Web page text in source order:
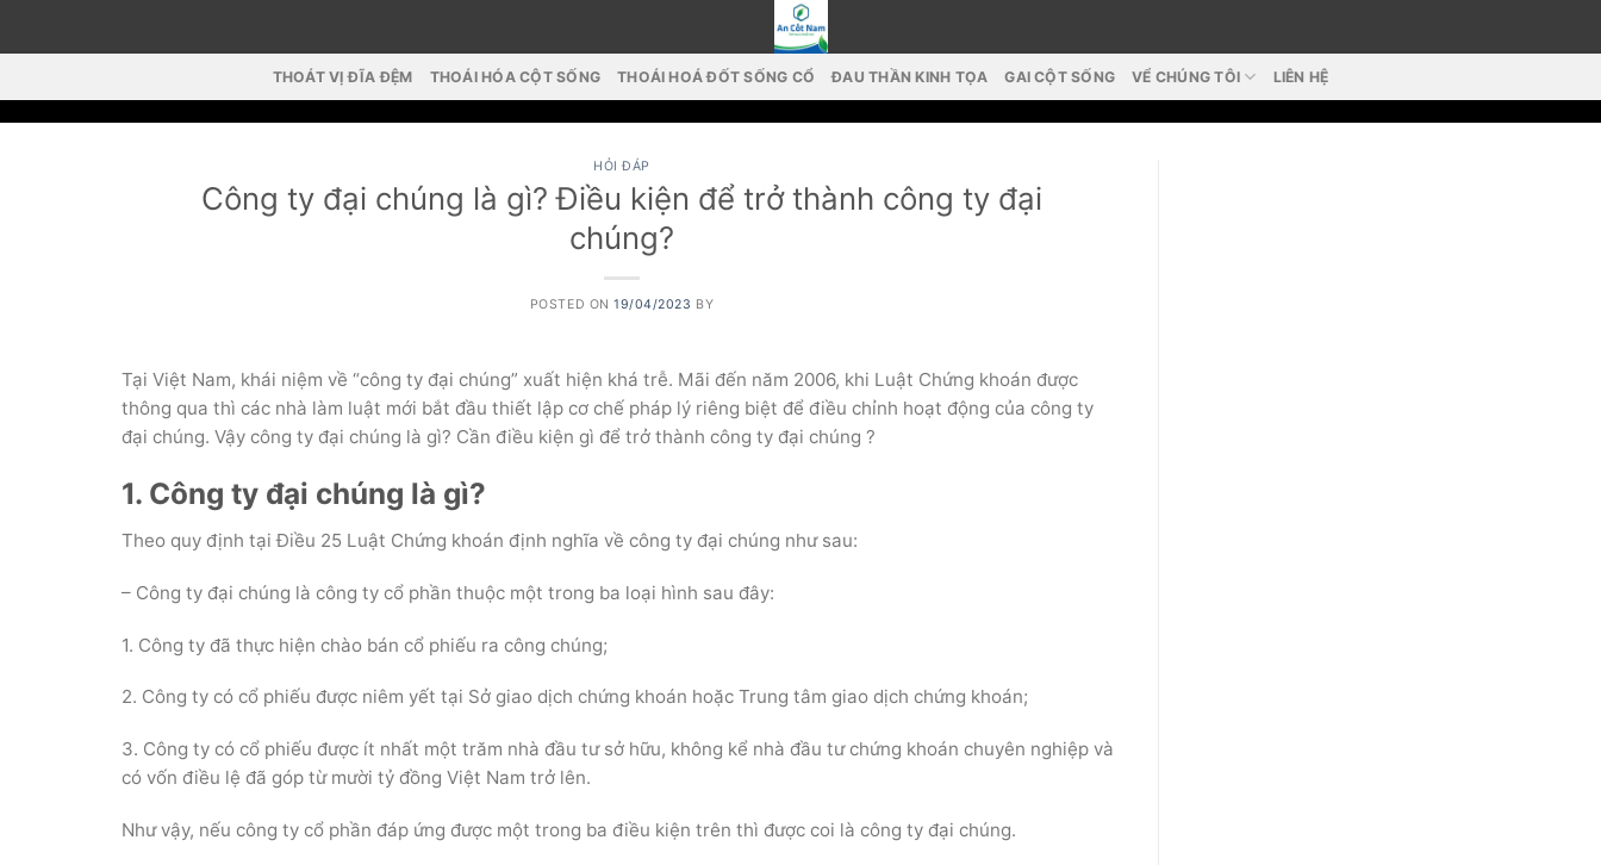
THOÁT VỊ ĐĨA ĐỆM THOÁI HÓA CỘT SỐNG THOÁI HOÁ ĐỐT SỐNG CỔ ĐAU THẦN KINH TỌA GAI CỘT SỐNG VỂ CHÚNG TÔI LIÊN HỆ
HỎI ĐÁP
Công ty đại chúng là gì? Điều kiện để trở thành công ty đại
chúng?
POSTED ON19/04/2023 BY
Tại Việt Nam, khái niệm về “công ty đại chúng” xuất hiện khá trễ. Mãi đến năm 2006, khi Luật Chứng khoán được
thông qua thì các nhà làm luật mới bắt đầu thiết lập cơ chế pháp lý riêng biệt để điều chỉnh hoạt động của công ty
đại chúng. Vậy công ty đại chúng là gì? Cần điều kiện gì để trở thành công ty đại chúng ?
1. Công ty đại chúng là gì?
Theo quy định tại Điều 25 Luật Chứng khoán định nghĩa về công ty đại chúng như sau:
– Công ty đại chúng là công ty cổ phần thuộc một trong ba loại hình sau đây:
1. Công ty đã thực hiện chào bán cổ phiếu ra công chúng;
2. Công ty có cổ phiếu được niêm yết tại Sở giao dịch chứng khoán hoặc Trung tâm giao dịch chứng khoán;
3. Công ty có cổ phiếu được ít nhất một trăm nhà đầu tư sở hữu, không kể nhà đầu tư chứng khoán chuyên nghiệp và
có vốn điều lệ đã góp từ mười tỷ đồng Việt Nam trở lên.
Như vậy, nếu công ty cổ phần đáp ứng được một trong ba điều kiện trên thì được coi là công ty đại chúng.